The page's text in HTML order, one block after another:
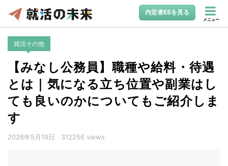
内定者ESを見る
メニュー
就活その他
【みなし公務員】職種や給料・待遇
とは｜気になる立ち位置や副業はし
ても良いのかについてもご紹介しま
す
2026年5月19日 312256 views